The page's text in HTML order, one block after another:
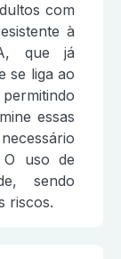
com
à
que já
se liga ao
essas
O uso de
sendo
riscos.